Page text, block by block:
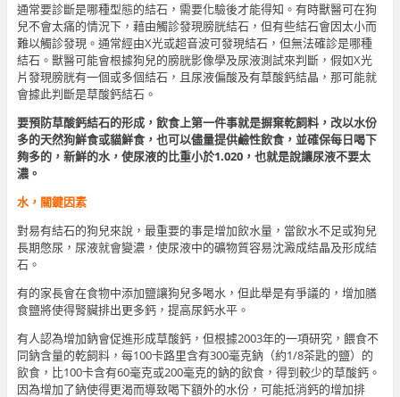
通常要診斷是哪種型態的結石，需要化驗後才能得知。有時獸醫可在狗
兒不會太痛的情況下，藉由觸診發現膀胱結石，但有些結石會因太小而
難以觸診發現。通常經由X光或超音波可發現結石，但無法確診是哪種
結石。獸醫可能會根據狗兒的膀胱影像學及尿液測試來判斷，假如X光
片發現膀胱有一個或多個結石，且尿液偏酸及有草酸鈣結晶，那可能就
會據此判斷是草酸鈣結石。
要預防草酸鈣結石的形成，飲食上第一件事就是摒棄乾飼料，改以水份
多的天然狗鮮食或貓鮮食，也可以儘量提供鹼性飲食，並確保每日喝下
夠多的，新鮮的水，使尿液的比重小於1.020，也就是說讓尿液不要太
濃。
水，關鍵因素
對易有結石的狗兒來說，最重要的事是增加飲水量，當飲水不足或狗兒
長期憋尿，尿液就會變濃，使尿液中的礦物質容易沈澱成結晶及形成結
石。
有的家長會在食物中添加鹽讓狗兒多喝水，但此舉是有爭議的，增加膳
食鹽將使得腎臟排出更多鈣，提高尿鈣水平。
有人認為增加鈉會促進形成草酸鈣，但根據2003年的一項研究，餵食不
同鈉含量的乾飼料，每100卡路里含有300毫克鈉（約1/8茶匙的鹽）的
飲食，比100卡含有60毫克或200毫克的鈉的飲食，得到較少的草酸鈣。
因為增加了鈉使得更渴而導致喝下額外的水份，可能抵消鈣的增加排